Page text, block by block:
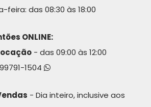
feira: das 08:30 às 18:00
ONLINE:
- das 09:00 às 12:00
1504
- Dia inteiro, inclusive aos